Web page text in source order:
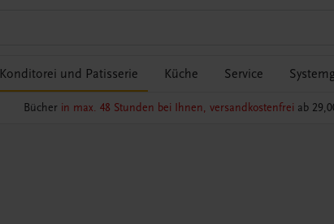
Konditorei und Patisserie Küche Service
Bücher in max. 48 Stunden bei Ihnen, versandkostenfrei ab